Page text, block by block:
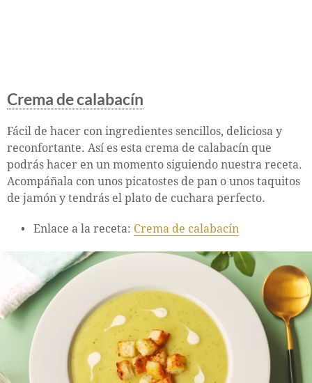
Crema de calabacín
Fácil de hacer con ingredientes sencillos, deliciosa y
reconfortante. Así es esta crema de calabacín que
podrás hacer en un momento siguiendo nuestra receta.
Acompáñala con unos picatostes de pan o unos taquitos
de jamón y tendrás el plato de cuchara perfecto.
Enlace a la receta: Crema de calabacín